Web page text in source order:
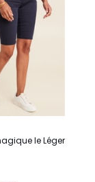
le Léger